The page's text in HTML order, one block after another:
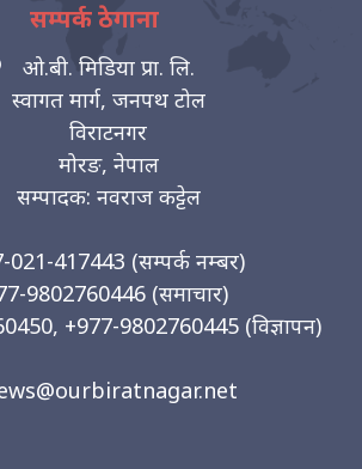
सम्पर्क ठेगाना
ओ.बी. मिडिया प्रा. लि.
स्वागत मार्ग, जनपथ टोल
विराटनगर
मोरङ, नेपाल
सम्पादक: नवराज कट्टेल
021-417443 (सम्पर्क नम्बर)
9802760446 (समाचार)
+977-9802760445 (विज्ञापन)